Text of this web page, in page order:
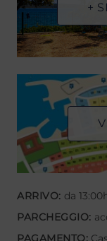
+
ARRIVO: da
PARCHEGGIO:
PAGAMENTO: